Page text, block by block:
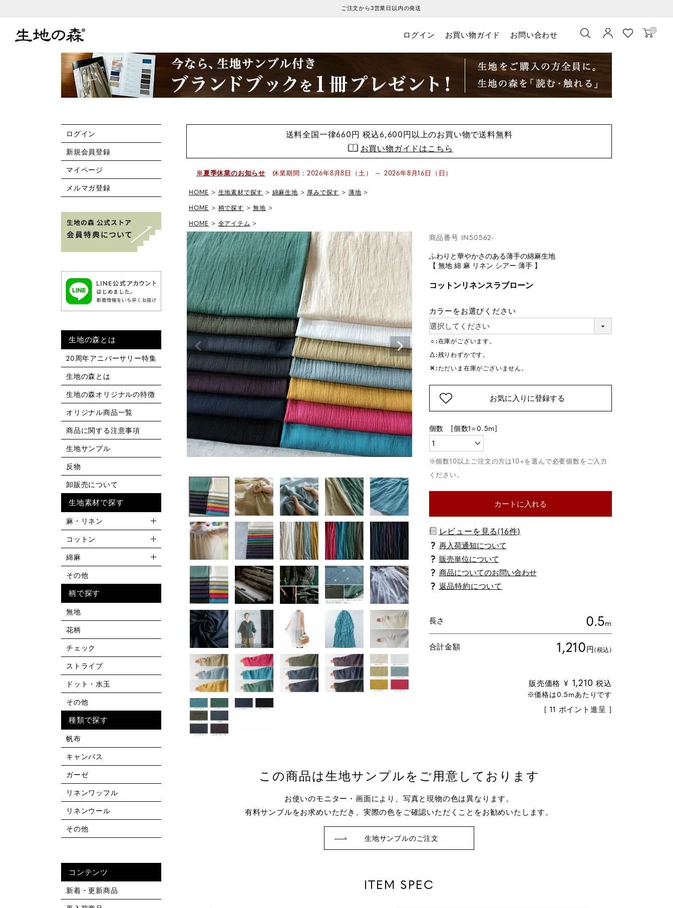
ご注文から3営業日以内の発送
ログイン お買い物ガイド お問い合わせ 0
送料全国一律660円 税込6,600円以上のお買い物で送料無料
お買い物ガイドはこちら
※夏季休業のお知らせ 休業期間：2026年8月8日（土） ～ 2026年8月16日（日）
HOME 生地素材で探す 綿麻生地 厚みで探す
薄地
HOME
柄で探す
無地
HOME
全アイテム
商品番号 IN50562-
ふわりと華やかさのある薄手の綿麻生地
【 無地 綿 麻 リネン シアー 薄手 】
コットンリネンスラブローン
カラーをお選びください
○ 在庫がございます。
△ 残りわずかです。
✕ ただいま在庫がございません。
お気に入りに登録する
カートに入れる
レビューを見る(16件)
商品についてのお問い合わせ
返品特約について
長さ 0.5m
合計金額 1,210円(税込)
販売価格 ¥ 1,210 税込
[ 11 ポイント進呈 ]
この商品は生地サンプルをご用意しております
お使いのモニター・画面により、写真と現物の色は異なります。
有料サンプルをお求めいただき、実際の色をご確認いただくことをお勧めいたします。
生地サンプルのご注文
ITEM SPEC
ログイン
新規会員登録
マイページ
メルマガ登録
生地の森とは
20周年アニバーサリー特集
生地の森とは
生地の森オリジナルの特徴
オリジナル商品一覧
商品に関する注意事項
生地サンプル
反物
卸販売について
生地素材で探す
麻・リネン
コットン
綿麻
その他
柄で探す
無地
花柄
チェック
ストライプ
ドット・水玉
その他
種類で探す
帆布
キャンバス
ガーゼ
リネンワッフル
リネンウール
その他
コンテンツ
新着・更新商品